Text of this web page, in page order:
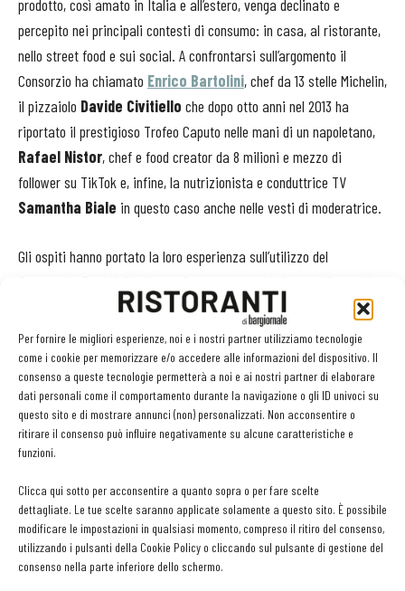
Per fornire le migliori esperienze, noi e i nostri partner utilizziamo tecnologie
come i cookie per memorizzare e/o accedere alle informazioni del dispositivo. Il
consenso a queste tecnologie permetterà a noi e ai nostri partner di elaborare
dati personali come il comportamento durante la navigazione o gli ID univoci su
questo sito e di mostrare annunci (non) personalizzati. Non acconsentire o
ritirare il consenso può influire negativamente su alcune caratteristiche e
funzioni.
Clicca qui sotto per acconsentire a quanto sopra o per fare scelte
dettagliate. Le tue scelte saranno applicate solamente a questo sito. È possibile
modificare le impostazioni in qualsiasi momento, compreso il ritiro del consenso,
utilizzando i pulsanti della Cookie Policy o cliccando sul pulsante di gestione del
consenso nella parte inferiore dello schermo.
prodotto, così amato in Italia e all’estero, venga declinato e
percepito nei principali contesti di consumo: in casa, al ristorante,
nello street food e sui social. A confrontarsi sull’argomento il
Consorzio ha chiamato Enrico Bartolini, chef da 13 stelle Michelin,
il pizzaiolo Davide Civitiello che dopo otto anni nel 2013 ha
riportato il prestigioso Trofeo Caputo nelle mani di un napoletano,
Rafael Nistor, chef e food creator da 8 milioni e mezzo di
follower su TikTok e, infine, la nutrizionista e conduttrice TV
Samantha Biale in questo caso anche nelle vesti di moderatrice.
Gli ospiti hanno portato la loro esperienza sull’utilizzo del
dei formaggi, tradizione nata negli anni ’80, in cui non manca mai il
Gorgonzola Dop, l’erborinato più diffuso al mondo se pensiamo che i
suoi 5 milioni di forme prodotte in media ogni anno superano di
gran lunga i 3 delRoquefort(Francia) e il milione delloStilton
(UK), per citare gli erborinati più noti.
Davide Civitiello
“dall’anima napoletana: buona e allegra e con 4-5 ingredienti al
massimo”, sottolinea come in qualsiasi Paese del mondo vada il
Gorgonzola sia sempre presente. Il pizzaiolo campione del mondo
sfata anche il mito per cui la pizza ai formaggi debba essere per